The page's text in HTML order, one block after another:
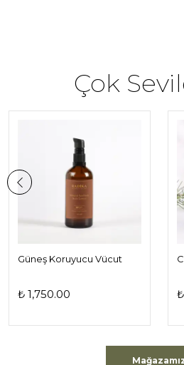
Çok
Güneş Koruyucu Vücut
₺ 1,750.00